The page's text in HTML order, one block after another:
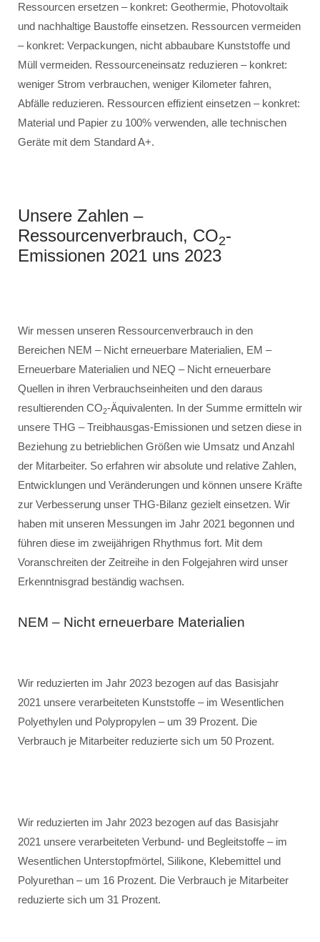
Ressourcen ersetzen – konkret: Geothermie, Photovoltaik
und nachhaltige Baustoffe einsetzen. Ressourcen vermeiden
– konkret: Verpackungen, nicht abbaubare Kunststoffe und
Müll vermeiden. Ressourceneinsatz reduzieren – konkret:
weniger Strom verbrauchen, weniger Kilometer fahren,
Abfälle reduzieren. Ressourcen effizient einsetzen – konkret:
Material und Papier zu 100% verwenden, alle technischen
Geräte mit dem Standard A+.
Unsere Zahlen –
Ressourcenverbrauch, CO2-
Emissionen 2021 uns 2023
Wir messen unseren Ressourcenverbrauch in den
Bereichen NEM – Nicht erneuerbare Materialien, EM –
Erneuerbare Materialien und NEQ – Nicht erneuerbare
Quellen in ihren Verbrauchseinheiten und den daraus
resultierenden CO2-Äquivalenten. In der Summe ermitteln wir
unsere THG – Treibhausgas-Emissionen und setzen diese in
Beziehung zu betrieblichen Größen wie Umsatz und Anzahl
der Mitarbeiter. So erfahren wir absolute und relative Zahlen,
Entwicklungen und Veränderungen und können unsere Kräfte
zur Verbesserung unser THG-Bilanz gezielt einsetzen. Wir
haben mit unseren Messungen im Jahr 2021 begonnen und
führen diese im zweijährigen Rhythmus fort. Mit dem
Voranschreiten der Zeitreihe in den Folgejahren wird unser
Erkenntnisgrad beständig wachsen.
NEM – Nicht erneuerbare Materialien
Wir reduzierten im Jahr 2023 bezogen auf das Basisjahr
2021 unsere verarbeiteten Kunststoffe – im Wesentlichen
Polyethylen und Polypropylen – um 39 Prozent. Die
Verbrauch je Mitarbeiter reduzierte sich um 50 Prozent.
Wir reduzierten im Jahr 2023 bezogen auf das Basisjahr
2021 unsere verarbeiteten Verbund- und Begleitstoffe – im
Wesentlichen Unterstopfmörtel, Silikone, Klebemittel und
Polyurethan – um 16 Prozent. Die Verbrauch je Mitarbeiter
reduzierte sich um 31 Prozent.